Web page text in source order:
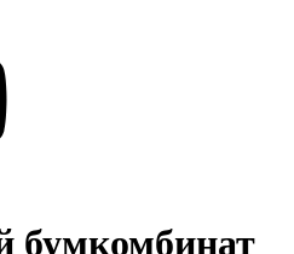
бумкомбинат